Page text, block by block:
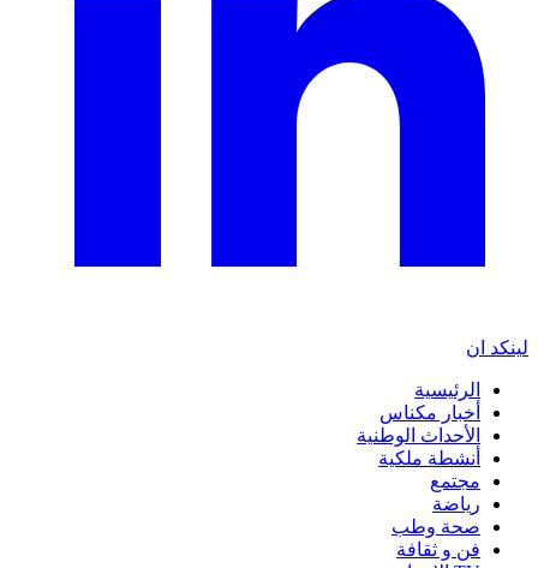
لينكد ان
الرئيسية
أخبار مكناس
الأحداث الوطنية
أنشطة ملكية
مجتمع
رياضة
صحة وطب
فن و ثقافة